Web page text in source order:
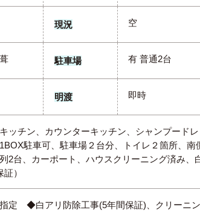
現況 空
駐車場 有 普通2台
明渡 即時
ッチン、カウンターキッチン、シャンプード
駐車可、駐車場２台分、トイレ２箇所、南
2台、カーポート、ハウスクリーニング済み、
）
定 ◆白アリ防除工事(5年間保証)、クリーニ